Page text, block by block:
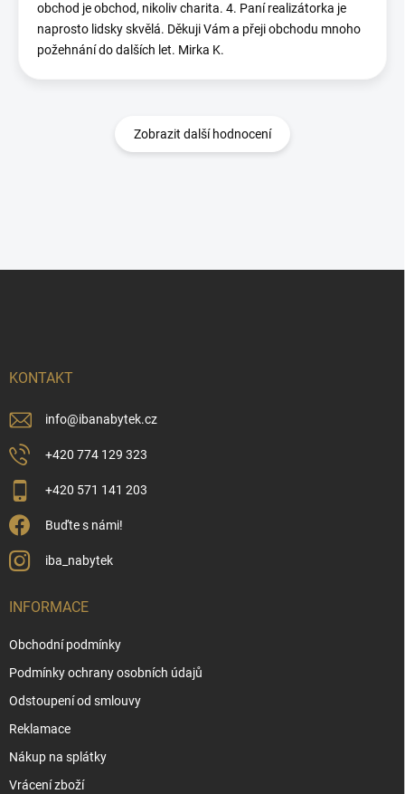
obchod je obchod, nikoliv charita. 4. Paní realizátorka je
naprosto lidsky skvělá. Děkuji Vám a přeji obchodu mnoho
požehnání do dalších let. Mirka K.
Zobrazit další hodnocení
KONTAKT
info@ibanabytek.cz
+420 774 129 323
+420 571 141 203
Buďte s námi!
iba_nabytek
INFORMACE
Obchodní podmínky
Podmínky ochrany osobních údajů
Odstoupení od smlouvy
Reklamace
Nákup na splátky
Vrácení zboží